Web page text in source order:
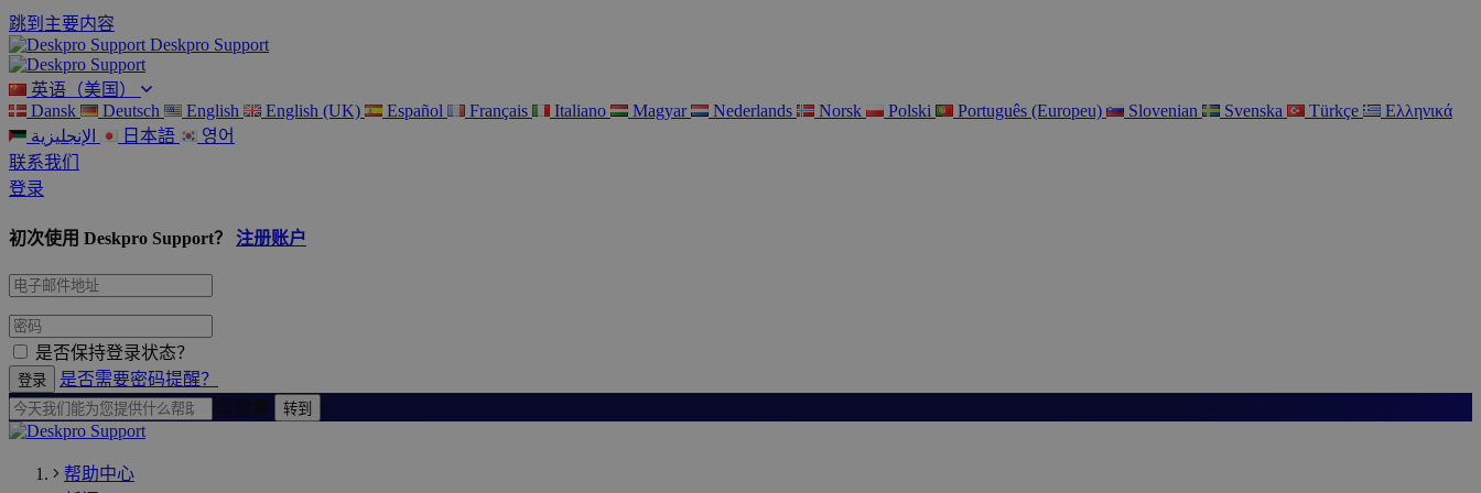
跳到主要内容
Deskpro Support
英语（美国）
Dansk
Deutsch English English (UK) Español Français Italiano Magyar Nederlands Norsk Polski Português (Europeu) Slovenian Svenska Türkçe
Ελληνικά
الإنجليزية
日本語
영어
联系我们
登录
初次使用 Deskpro Support？ 注册账户
是否保持登录状态？
是否需要密码提醒？
搜索
帮助中心